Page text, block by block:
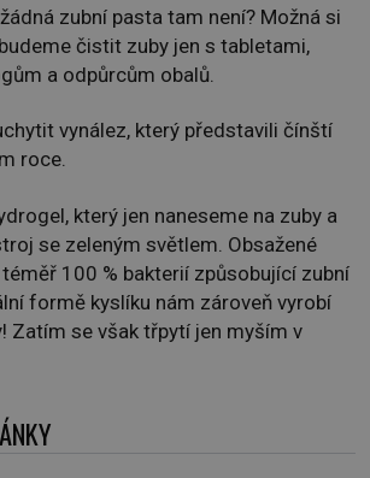
zubní pasta tam není? Možná si
čistit zuby jen s tabletami,
a odpůrcům obalů.
vynález, který představili čínští
roce.
který jen naneseme na zuby a
se zeleným světlem. Obsažené
100 % bakterií způsobující zubní
formě kyslíku nám zároveň vyrobí
Zatím se však třpytí jen myším v